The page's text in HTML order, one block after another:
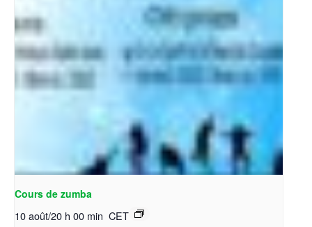
Cours de zumba
10 août/20 h 00 min CET